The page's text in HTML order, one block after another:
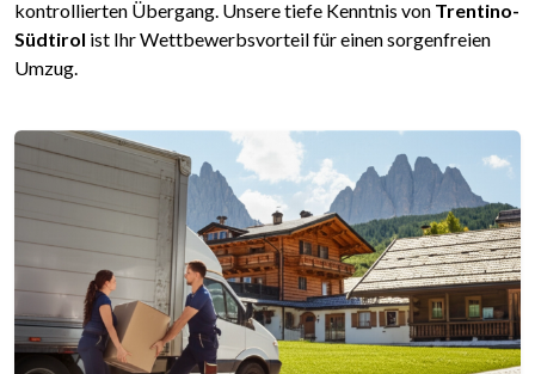
kontrollierten Übergang. Unsere tiefe Kenntnis von Trentino-
Südtirol ist Ihr Wettbewerbsvorteil für einen sorgenfreien
Umzug.